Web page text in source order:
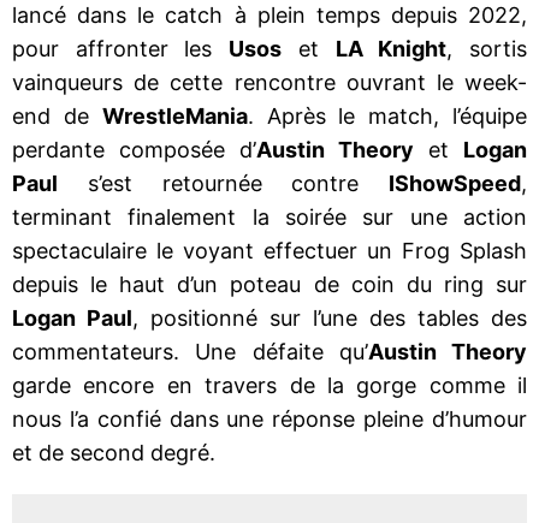
lancé dans le catch à plein temps depuis 2022,
pour affronter les Usos et LA Knight, sortis
vainqueurs de cette rencontre ouvrant le week-
end de WrestleMania. Après le match, l’équipe
perdante composée d’Austin Theory et Logan
Paul s’est retournée contre IShowSpeed,
terminant finalement la soirée sur une action
spectaculaire le voyant effectuer un Frog Splash
depuis le haut d’un poteau de coin du ring sur
Logan Paul, positionné sur l’une des tables des
commentateurs. Une défaite qu’Austin Theory
garde encore en travers de la gorge comme il
nous l’a confié dans une réponse pleine d’humour
et de second degré.